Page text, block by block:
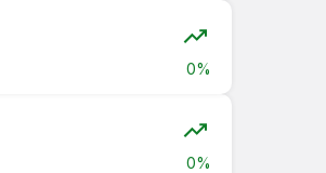
0%
0%